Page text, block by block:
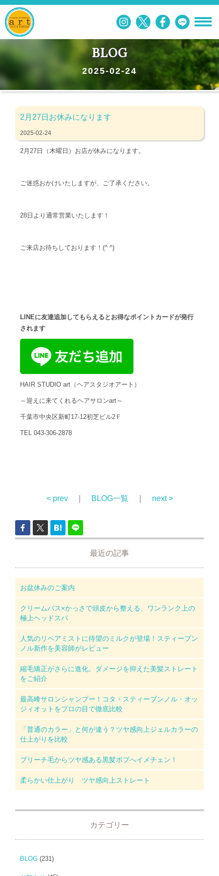
BLOG
2025-02-24
2月27日お休みになります
2025-02-24
2月27日（木曜日）お店が休みになります。
ご迷惑おかけいたしますが、ご了承ください。
28日より通常営業いたします！
ご来店お待ちしております！(^ ^)
LINEに友達追加してもらえるとお得なポイントカードが発行
されます
HAIR STUDIO art（ヘアスタジオアート）
～迎えに来てくれるヘアサロンart～
千葉市中央区新町17-12初芝ビル2Ｆ
TEL 043-306-2878
< prev｜ BLOG一覧 next >
最近の記事
お盆休みのご案内
クリームバス×かっさで頭皮から整える、ワンランク上の
極上ヘッドスパ
人気のリペアミストに待望のミルクが登場！スティーブン
ノル新作を美容師がレビュー
縮毛矯正がさらに進化。ダメージを抑えた美髪ストレート
をご紹介
最高峰サロンシャンプー！コタ・スティーブンノル・オッ
ジィオットをプロの目で徹底比較
「普通のカラー」と何が違う？ツヤ感向上ジェルカラーの
仕上がりを比較
ブリーチ毛からツヤ感ある黒髪ボブへイメチェン！
柔らかい仕上がり ツヤ感向上ストレート
カテゴリー
BLOG (231)